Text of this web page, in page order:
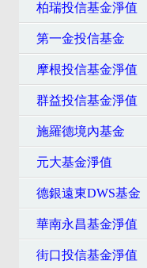
柏瑞投信基金淨值
第一金投信基金
摩根投信基金淨值
群益投信基金淨值
施羅德境內基金
元大基金淨值
德銀遠東DWS基金
華南永昌基金淨值
街口投信基金淨值